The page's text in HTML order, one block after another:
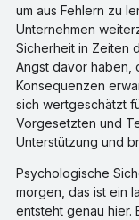
um aus Fehlern zu
Unternehmen
Sicherheit in Zeiten
Angst davor haben,
Konsequenzen
sich wertgeschätzt
Vorgesetzten und
Unterstützung und
Psychologische
morgen, das ist ein
entsteht genau hier.